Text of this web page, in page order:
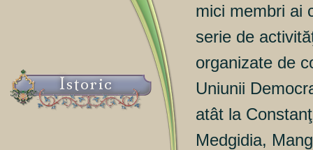
Istoric
mici membri ai
serie de
organizate de
Uniunii
atât la
Medgidia,